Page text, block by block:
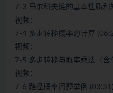
7-3 马尔科夫链的基本性质和
视频：
7-4 多步转移概率的计算
视频：
7-5 多步转移与概率乘法（含
视频：
7-6 路径概率问题举例 (03:31)